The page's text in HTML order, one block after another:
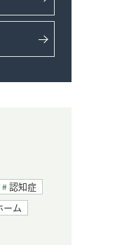
認知症
ーム